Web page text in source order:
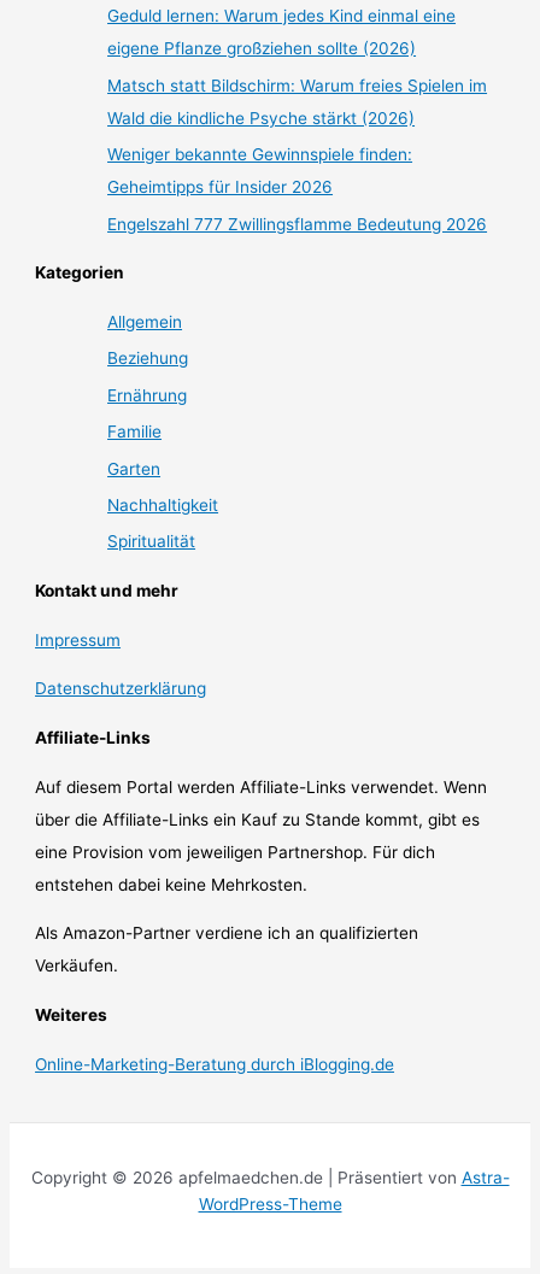
Geduld lernen: Warum jedes Kind einmal eine
eigene Pflanze großziehen sollte (2026)
Matsch statt Bildschirm: Warum freies Spielen im
Wald die kindliche Psyche stärkt (2026)
Weniger bekannte Gewinnspiele finden:
Geheimtipps für Insider 2026
Engelszahl 777 Zwillingsflamme Bedeutung 2026
Kategorien
Allgemein
Beziehung
Ernährung
Familie
Garten
Nachhaltigkeit
Spiritualität
Kontakt und mehr
Impressum
Datenschutzerklärung
Affiliate-Links
Auf diesem Portal werden Affiliate-Links verwendet. Wenn
über die Affiliate-Links ein Kauf zu Stande kommt, gibt es
eine Provision vom jeweiligen Partnershop. Für dich
entstehen dabei keine Mehrkosten.
Als Amazon-Partner verdiene ich an qualifizierten
Verkäufen.
Weiteres
Online-Marketing-Beratung durch iBlogging.de
Copyright © 2026 apfelmaedchen.de | Präsentiert von Astra-
WordPress-Theme